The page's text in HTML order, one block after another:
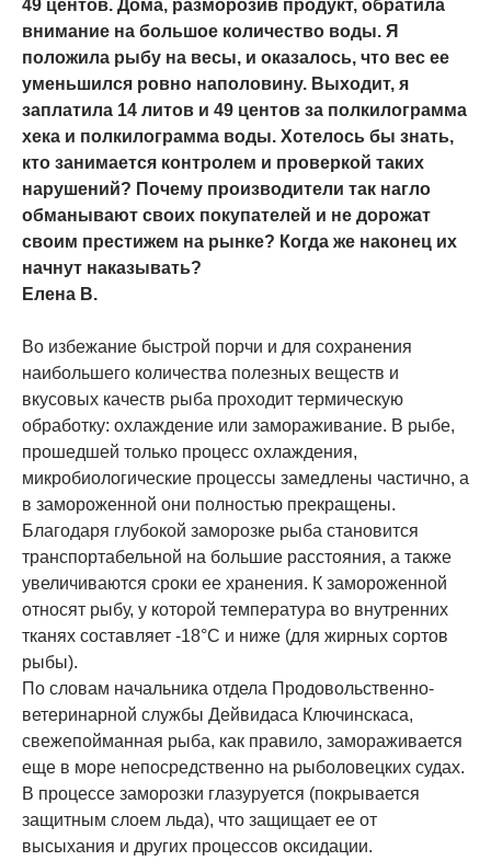
49 центов. Дома, разморозив продукт, обратила
внимание на большое количество воды. Я
положила рыбу на весы, и оказалось, что вес ее
уменьшился ровно наполовину. Выходит, я
заплатила 14 литов и 49 центов за полкилограмма
хека и полкилограмма воды. Хотелось бы знать,
кто занимается контролем и проверкой таких
нарушений? Почему производители так нагло
обманывают своих покупателей и не дорожат
своим престижем на рынке? Когда же наконец их
начнут наказывать?
Елена В.
Во избежание быстрой порчи и для сохранения
наибольшего количества полезных веществ и
вкусовых качеств рыба проходит термическую
обработку: охлаждение или замораживание. В рыбе,
прошедшей только процесс охлаждения,
микробиологические процессы замедлены частично, а
в замороженной они полностью прекращены.
Благодаря глубокой заморозке рыба становится
транспортабельной на большие расстояния, а также
увеличиваются сроки ее хранения. К замороженной
относят рыбу, у которой температура во внутренних
тканях составляет -18°С и ниже (для жирных сортов
рыбы).
По словам начальника отдела Продовольственно-
ветеринарной службы Дейвидаса Ключинскаса,
свежепойманная рыба, как правило, замораживается
еще в море непосредственно на рыболовецких судах.
В процессе заморозки глазуруется (покрывается
защитным слоем льда), что защищает ее от
высыхания и других процессов оксидации.